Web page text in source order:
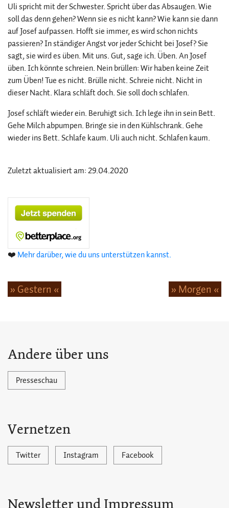
Uli spricht mit der Schwester. Spricht über das Absaugen. Wie
soll das denn gehen? Wenn sie es nicht kann? Wie kann sie dann
auf Josef aufpassen. Hofft sie immer, es wird schon nichts
passieren? In ständiger Angst vor jeder Schicht bei Josef? Sie
sagt, sie wird es üben. Mit uns. Gut, sage ich. Üben. An Josef
üben. Ich könnte schreien. Nein brüllen: Wir haben keine Zeit
zum Üben! Tue es nicht. Brülle nicht. Schreie nicht. Nicht in
dieser Nacht. Klara schläft doch. Sie soll doch schlafen.
Josef schläft wieder ein. Beruhigt sich. Ich lege ihn in sein Bett.
Gehe Milch abpumpen. Bringe sie in den Kühlschrank. Gehe
wieder ins Bett. Schlafe kaum. Uli auch nicht. Schlafen kaum.
Zuletzt aktualisiert am: 29.04.2020
❤️ Mehr darüber, wie du uns unterstützen kannst.
» Gestern « » Morgen «
Andere über uns
Presseschau
Vernetzen
Twitter Instagram Facebook
Newsletter und Impressum